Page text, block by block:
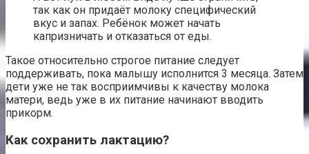
так как он придаёт молоку специфический
вкус и запах. Ребёнок может начать
капризничать и отказаться от еды.
Такое относительно строгое питание следует
поддерживать, пока малышу исполнится 3 месяца. Затем
дети уже не так восприимчивы к качеству молока
матери, ведь уже в их питание начинают вводить
прикорм.
Как сохранить лактацию?